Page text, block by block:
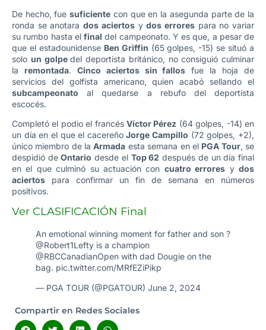
De hecho, fuesuficiente con que en la asegunda parte de la
ronda se anotarados aciertosydos errorespara no variar
su rumbo hasta el final del campeonato. Y es que, a pesar de
que el estadounidense Ben Griffin (65 golpes, -15) se situó a
solo un golpedel deportista británico, no consiguió culminar
la remontada. Cinco aciertos sin fallos fue la hoja de
servicios del golfista americano, quien acabó sellando el
subcampeonato al quedarse a rebufo del deportista
escocés.
Completó el podio el francés Víctor Pérez (64 golpes, -14) en
un día en el que el cacereñoJorge Campillo (72 golpes, +2),
único miembro de laArmada esta semana en el PGA Tour, se
despidió deOntario desde el Top 62 después de un día final
en el que culminó su actuación con cuatro errores ydos
aciertos para confirmar un fin de semana en números
positivos.
Ver CLASIFICACIÓN Final
An emotional winning moment for father and son ?
@Robert1Lefty is a champion
@RBCCanadianOpen with dad Dougie on the
bag. pic.twitter.com/MRfEZiPikp
— PGA TOUR (@PGATOUR) June 2, 2024
Compartir en Redes Sociales